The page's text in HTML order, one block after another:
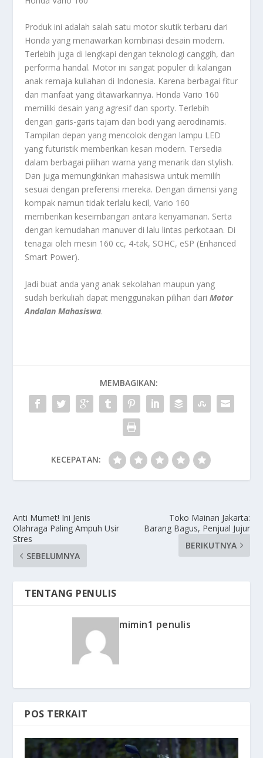
Produk ini adalah salah satu motor skutik terbaru dari
Honda yang menawarkan kombinasi desain modern.
Terlebih juga di lengkapi dengan teknologi canggih, dan
performa handal. Motor ini sangat populer di kalangan
anak remaja kuliahan di Indonesia. Karena berbagai fitur
dan manfaat yang ditawarkannya. Honda Vario 160
memiliki desain yang agresif dan sporty. Terlebih
dengan garis-garis tajam dan bodi yang aerodinamis.
Tampilan depan yang mencolok dengan lampu LED
yang futuristik memberikan kesan modern. Tersedia
dalam berbagai pilihan warna yang menarik dan stylish.
Dan juga memungkinkan mahasiswa untuk memilih
sesuai dengan preferensi mereka. Dengan dimensi yang
kompak namun tidak terlalu kecil, Vario 160
memberikan keseimbangan antara kenyamanan. Serta
dengan kemudahan manuver di lalu lintas perkotaan. Di
tenagai oleh mesin 160 cc, 4-tak, SOHC, eSP (Enhanced
Smart Power).
Jadi buat anda yang anak sekolahan maupun yang
sudah berkuliah dapat menggunakan pilihan dariMotor
Andalan Mahasiswa.
MEMBAGIKAN:
KECEPATAN:
Anti Mumet! Ini Jenis
Olahraga Paling Ampuh Usir
Stres
SEBELUMNYA
Toko Mainan Jakarta:
Barang Bagus, Penjual Jujur
BERIKUTNYA
TENTANG PENULIS
mimin1 penulis
POS TERKAIT